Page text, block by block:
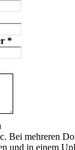
*
Bei mehreren
und in einem